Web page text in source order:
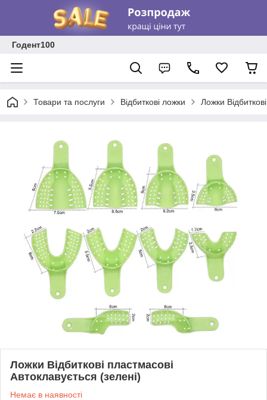
Годент100
Товари та послуги Відбиткові ложки Ложки
Ложки Відбиткові пластмасові
Автоклавується (зелені)
Немає в наявності